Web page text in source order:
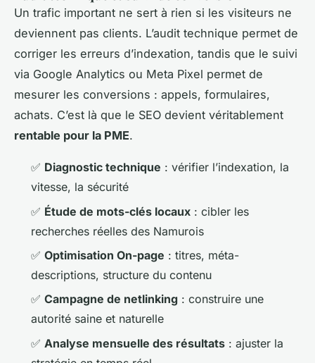
Un trafic important ne sert à rien si les visiteurs ne
deviennent pas clients. L’audit technique permet de
corriger les erreurs d’indexation, tandis que le suivi
via Google Analytics ou Meta Pixel permet de
mesurer les conversions : appels, formulaires,
achats. C’est là que le SEO devient véritablement
rentable pour la PME.
✅ Diagnostic technique : vérifier l’indexation, la
vitesse, la sécurité
✅ Étude de mots-clés locaux : cibler les
recherches réelles des Namurois
✅ Optimisation On-page : titres, méta-
descriptions, structure du contenu
✅ Campagne de netlinking : construire une
autorité saine et naturelle
✅ Analyse mensuelle des résultats : ajuster la